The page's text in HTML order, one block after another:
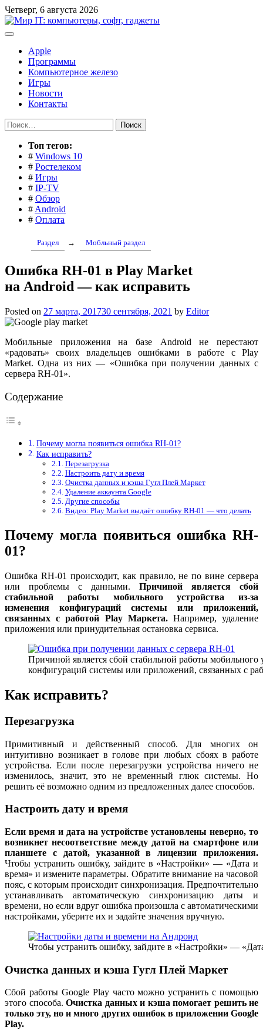
Перейти
к
содержимому
Четверг, 6 августа 2026
Apple
Программы
Компьютерное железо
Игры
Новости
Контакты
Найти:
Toп тегов:
# Windows 10
# Ростелеком
# Игры
# IP-TV
# Обзор
# Android
# Оплата
Раздел → Мобльный раздел
Ошибка RH-01 в Play Market
на Android — как исправить
Posted on 27 марта, 201730 сентября, 2021 by Editor
Мобильные приложения на базе Android не перестают
«радовать» своих владельцев ошибками в работе с Play
Market. Одна из них — «Ошибка при получении данных с
сервера RH-01».
Содержание
Почему могла появиться ошибка RH-01?
Как исправить?
Перезагрузка
Настроить дату и время
Очистка данных и кэша Гугл Плей Маркет
Удаление аккаунта Google
Другие способы
Видео: Play Market выдаёт ошибку RH-01 — что делать
Почему могла появиться ошибка RH-
01?
Ошибка RH-01 происходит, как правило, не по вине сервера
или проблемы с данными. Причиной является сбой
стабильной работы мобильного устройства из-за
изменения конфигураций системы или приложений,
связанных с работой Play Маркета.Например, удаление
приложения или принудительная остановка сервиса.
Причиной является сбой стабильной работы мобильного
конфигураций системы или приложений, связанных с
Как исправить?
Перезагрузка
Примитивный и действенный способ. Для многих он
интуитивно возникает в голове при любых сбоях в работе
устройства. Если после перезагрузки устройства ничего не
изменилось, значит, это не временный глюк системы. Но
решить её возможно одним из предложенных далее способов.
Настроить дату и время
Если время и дата на устройстве установлены неверно, то
возникнет несоответствие между датой на смартфоне или
планшете с датой, указанной в лицензии приложения.
Чтобы устранить ошибку, зайдите в «Настройки» — «Дата и
время» и измените параметры. Обратите внимание на часовой
пояс, с которым происходит синхронизация. Предпочтительно
устанавливать автоматическую синхронизацию даты и
времени, но если вдруг ошибка произошла с автоматическими
настройками, уберите их и задайте значения вручную.
Чтобы устранить ошибку, зайдите в «Настройки» —
Очистка данных и кэша Гугл Плей Маркет
Сбой работы Google Play часто можно устранить с помощью
этого способа. Очистка данных и кэша помогает решить не
только эту, но и много других ошибок в приложении Google
Play.